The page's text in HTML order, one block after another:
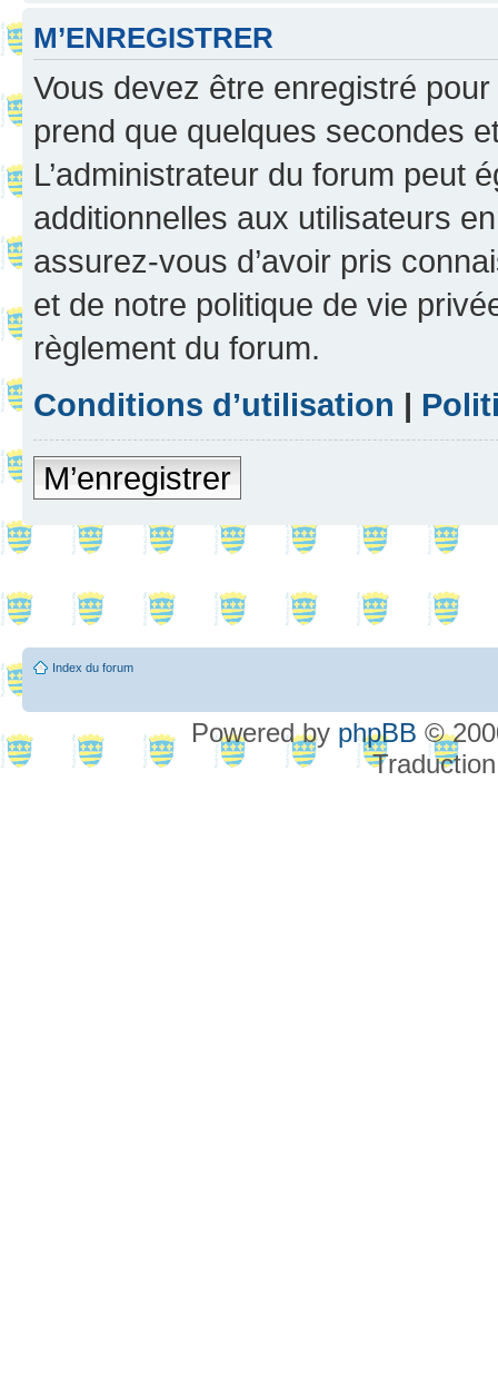
M’ENREGISTRER
Vous devez être enregistré
prend que quelques secondes
L’administrateur du forum peut
additionnelles aux utilisateurs
assurez-vous d’avoir pris
et de notre politique de vie
règlement du forum.
Conditions d’utilisation |
M’enregistrer
Index du forum
Powered by phpBB ©